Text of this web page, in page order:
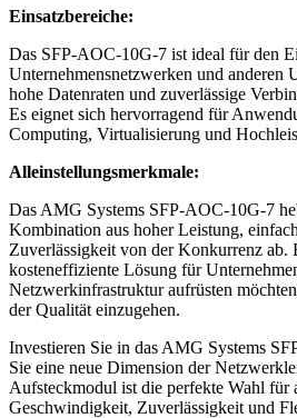
Einsatzbereiche:
Das SFP-AOC-10G-7 ist ideal für den
Unternehmensnetzwerken und anderen
hohe Datenraten und zuverlässige
Es eignet sich hervorragend für
Computing, Virtualisierung und
Alleinstellungsmerkmale:
Das AMG Systems SFP-AOC-10G-7
Kombination aus hoher Leistung,
Zuverlässigkeit von der Konkurrenz ab.
kosteneffiziente Lösung für
Netzwerkinfrastruktur aufrüsten
der Qualität einzugehen.
Investieren Sie in das AMG Systems
Sie eine neue Dimension der
Aufsteckmodul ist die perfekte Wahl für
Geschwindigkeit, Zuverlässigkeit und